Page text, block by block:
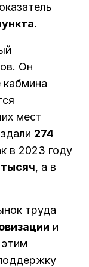
.
Он
мест
274
в 2023 году
, а в
труда
и